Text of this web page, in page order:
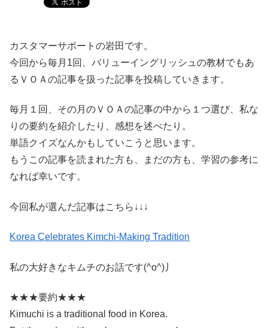
カスタマーサポートの岩田です。
今回から毎月1回、バリューイングリッシュの教材でもあ
るＶＯＡの記事を扱った記事を投稿していきます。
毎月１回、その月のＶＯＡの記事の中から１つ選び、私な
りの要約を紹介したり、感想を述べたり。
単語クイズなんかもしていこうと思います。
もうこの記事を読まれた方も、まだの方も、学習の参考に
なれば幸いです。
今回私が選んだ記事はこちら↓↓↓
Korea Celebrates Kimchi-Making Tradition
私の大好きなキムチのお話です(^o^)丿
★★★要約★★★
Kimuchi is a traditional food in Korea.